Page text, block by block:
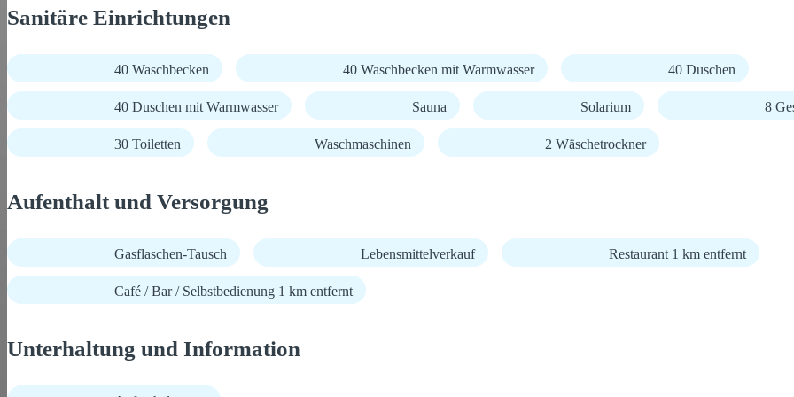
Sanitäre Einrichtungen
40 Waschbecken 40 Waschbecken mit Warmwasser 40 Duschen
40 Duschen mit Warmwasser Sauna Solarium 8
30 Toiletten Waschmaschinen 2 Wäschetrockner
Aufenthalt und Versorgung
Gasflaschen-Tausch Lebensmittelverkauf Restaurant 1 km entfernt
Café / Bar / Selbstbedienung 1 km entfernt
Unterhaltung und Information